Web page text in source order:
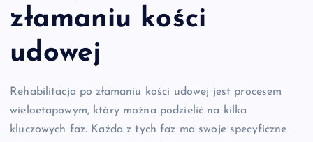
złamaniu kości
udowej
Rehabilitacja po złamaniu kości udowej jest procesem
wieloetapowym, który można podzielić na kilka
kluczowych faz. Każda z tych faz ma swoje specyficzne